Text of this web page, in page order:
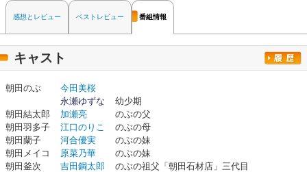
感想とレビュー ベストレビュー 番組情報
キャスト
朝田のぶ
今田美桜
永瀬ゆずな
幼少期
朝田結太郎
加瀬亮
のぶの父
朝田羽多子
江口のりこ
のぶの母
朝田蘭子
河合優実
のぶの妹
朝田メイコ
原菜乃華
のぶの妹
朝田釜次
吉田鋼太郎
のぶの祖父「朝田石材店」三代目